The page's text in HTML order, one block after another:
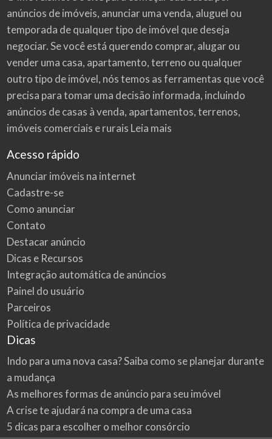
anúncios de imóveis, anunciar uma venda, aluguel ou
temporada de qualquer tipo de imóvel que deseja
negociar. Se você está querendo comprar, alugar ou
vender uma casa, apartamento, terreno ou qualquer
outro tipo de imóvel, nós temos as ferramentas que você
precisa para tomar uma decisão informada, incluindo
anúncios de casas à venda, apartamentos, terrenos,
imóveis comerciais e rurais Leia mais
Acesso rápido
Anunciar imóveis na internet
Cadastre-se
Como anunciar
Contato
Destacar anúncio
Dicas e Recursos
Integração automática de anúncios
Painel do usuário
Parceiros
Política de privacidade
Dicas
Indo para uma nova casa? Saiba como se planejar durante
a mudança
As melhores formas de anúncio para seu imóvel
A crise te ajudará na compra de uma casa
5 dicas para escolher o melhor consórcio